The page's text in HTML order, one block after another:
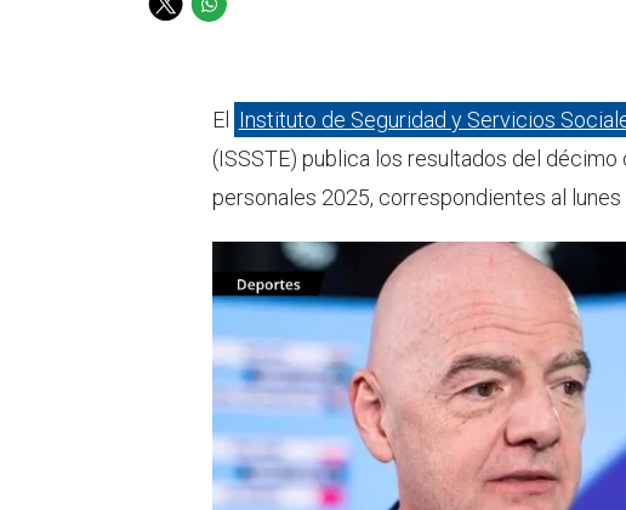
T
W
s
a
p
p
El
Instituto de Seguridad y Servicios
(ISSSTE) publica los resultados del
personales 2025, correspondientes al lunes